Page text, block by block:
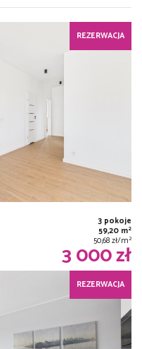
REZERWACJA
3 pokoje
59,20 m2
50,68 zł/m2
3 000 zł
REZERWACJA